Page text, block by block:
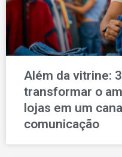
Além da vitrine:
transformar o
lojas em um
comunicação